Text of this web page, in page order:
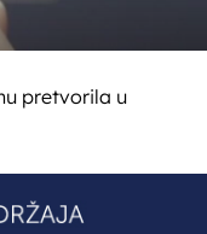
pretvorila u